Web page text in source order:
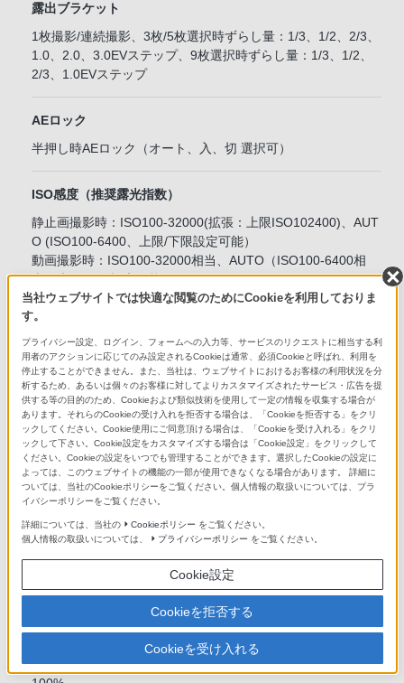
露出ブラケット
1枚撮影/連続撮影、3枚/5枚選択時ずらし量：1/3、1/2、2/3、
1.0、2.0、3.0EVステップ、9枚選択時ずらし量：1/3、1/2、
2/3、1.0EVステップ
AEロック
半押し時AEロック（オート、入、切 選択可）
ISO感度（推奨露光指数）
静止画撮影時：ISO100-32000(拡張：上限ISO102400)、AUT
O (ISO100-6400、上限/下限設定可能）
動画撮影時：ISO100-32000相当、AUTO（ISO100-6400相
当、上限/下限設定可能）
ファインダー
形式
1.0cm(0.39型) 電子式ビューファインダー
総ドット数
2,359,296 ドット
明るさ調節機能
オート、マニュアル（5段階）
当社ウェブサイトでは快適な閲覧のためにCookieを利用しておりま
す。
プライバシー設定、ログイン、フォームへの入力等、サービスのリクエストに相当する利
用者のアクションに応じてのみ設定されるCookieは通常、必須Cookieと呼ばれ、利用を
停止することができません。また、当社は、ウェブサイトにおけるお客様の利用状況を分
析するため、あるいは個々のお客様に対してよりカスタマイズされたサービス・広告を提
供する等の目的のため、Cookieおよび類似技術を使用して一定の情報を収集する場合が
あります。それらのCookieの受け入れを拒否する場合は、「Cookieを拒否する」をクリ
ックしてください。Cookie使用にご同意頂ける場合は、「Cookieを受け入れる」をクリ
ックして下さい。Cookie設定をカスタマイズする場合は「Cookie設定」をクリックして
ください。Cookieの設定をいつでも管理することができます。選択したCookieの設定に
よっては、このウェブサイトの機能の一部が使用できなくなる場合があります。 詳細に
ついては、当社のCookieポリシーをご覧ください。個人情報の取扱いについては、プラ
イバシーポリシーをご覧ください。
詳細については、当社の Cookieポリシー をご覧ください。
個人情報の取扱いについては、
プライバシーポリシー をご覧ください。
Cookie設定
Cookieを拒否する
Cookieを受け入れる